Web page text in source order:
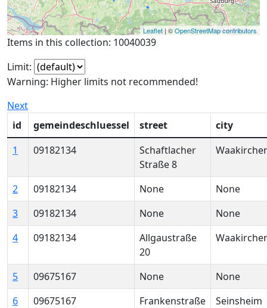
Leaflet| ©OpenStreetMap contributors
Items in this collection: 10040039
Limit:
Warning: Higher limits not recommended!
Next
id
gemeindeschluessel street
city
1
09182134
Schaftlacher
Straße 8
2 09182134 None
None
3
09182134 None
None
4
09182134
Allgaustraße
20
5 09675167 None
None
6
09675167
Frankenstraße
Seinsheim